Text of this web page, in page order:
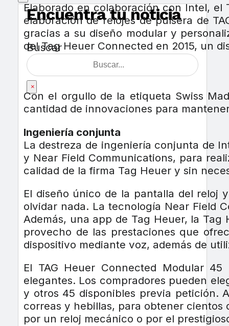
Encuentra tu noticia
Buscar
×
Elaborado en colaboración con Intel,
elaboración de relojes de pulsera de
gracias a su diseño modular y
del Tag Heuer Connected en 2015, un
Con el orgullo de la etiqueta Swiss
cantidad de innovaciones para
Ingeniería conjunta
La destreza de ingeniería conjunta de
y Near Field Communications, para
calidad de la firma Tag Heuer y sin
El diseño único de la pantalla del reloj
olvidar nada. La tecnología Near Field
Además, una app de Tag Heuer, la
provecho de las prestaciones que
dispositivo mediante voz, además de
El TAG Heuer Connected Modular
elegantes. Los compradores pueden
y otros 45 disponibles previa petición.
correas y hebillas, para obtener cientos
por un reloj mecánico o por el